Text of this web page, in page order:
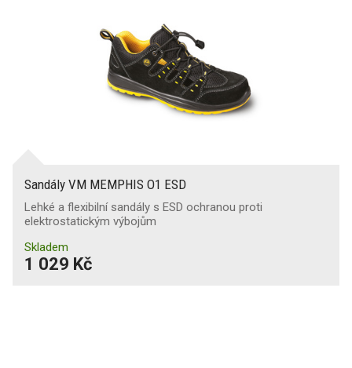
Sandály VM MEMPHIS O1 ESD
Lehké a flexibilní sandály s ESD ochranou proti
elektrostatickým výbojům
Skladem
1 029 Kč